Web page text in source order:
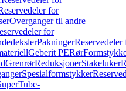
for
Overganger til andre
for
PakningerReservedeler
Geberit PERør
GrenrørReduksjonerStakeluker
Spesialformstykker